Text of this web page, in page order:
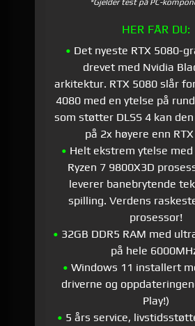
*Gjelder test på PC-
HER FÅR DU:
• Det nyeste RTX 5080-
drevet med Nvidia
arkitektur. RTX 5080 slår
4080 med en ytelse på
som støtter DLSS 4 kan
på 2x høyere enn
• Helt ekstrem ytelse med
Ryzen 7 9800X3D
leverer banebrytende
spilling. Verdens
prosessor!
• 32GB DDR5 RAM med
på hele
• Windows 11 installert
driverne og
Play!)
• 5 års service,